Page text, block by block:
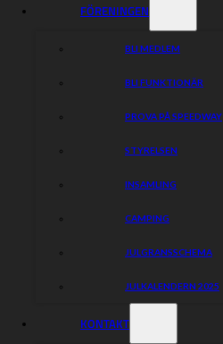
FÖRENINGEN
BLI MEDLEM
BLI FUNKTIONÄR
PROVA PÅ SPEEDWAY
STYRELSEN
INSAMLING
CAMPING
JULGRANSSCHEMA
JULKALENDERN 2025
KONTAKT